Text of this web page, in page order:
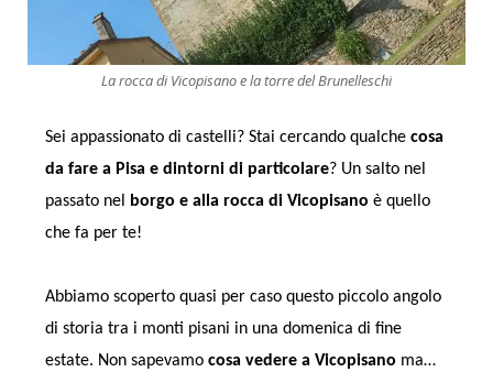
La rocca di Vicopisano e la torre del Brunelleschi
Sei appassionato di castelli? Stai cercando qualche cosa
da fare a Pisa e dintorni di particolare? Un salto nel
passato nel
borgo e alla rocca di Vicopisano è quello
che fa per te!
Abbiamo scoperto quasi per caso questo piccolo angolo
di storia tra i monti pisani in una domenica di fine
estate. Non sapevamo cosa vedere a Vicopisano ma…